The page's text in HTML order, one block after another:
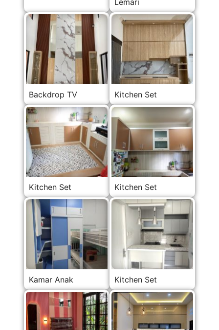
Backdrop TV Kitchen Set
Kitchen Set Kitchen Set
Kamar Anak Kitchen Set